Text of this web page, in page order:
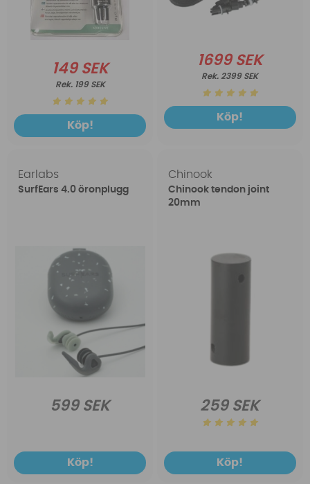
149 SEK
199 SEK
Köp!
1699 SEK
2399 SEK
Köp!
Earlabs
SurfEars 4.0 öronplugg
599 SEK
Köp!
Chinook
Chinook tendon joint
20mm
259 SEK
Köp!